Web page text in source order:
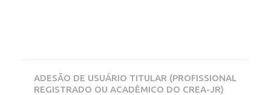
ADESÃO DE USUÁRIO TITULAR (PROFISSIONAL
REGISTRADO OU ACADÊMICO DO CREA-JR)